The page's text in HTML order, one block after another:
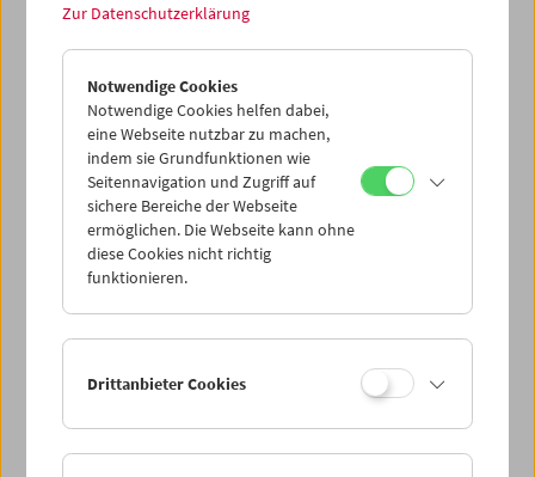
Mo 5.9.
Di 6.9.
Mi 7.9.
Do 8.9.
Sa 10.9.
Zur Datenschutzerklärung
Notwendige Cookies
Notwendige Cookies helfen dabei,
eine Webseite nutzbar zu machen,
indem sie Grundfunktionen wie
Seitennavigation und Zugriff auf
sichere Bereiche der Webseite
ermöglichen. Die Webseite kann ohne
diese Cookies nicht richtig
funktionieren.
Drittanbieter Cookies